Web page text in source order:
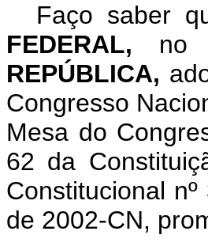
Faço saber
FEDERAL, no
REPÚBLICA,
Congresso
Mesa do
62 da
Constitucional
de 2002-CN,